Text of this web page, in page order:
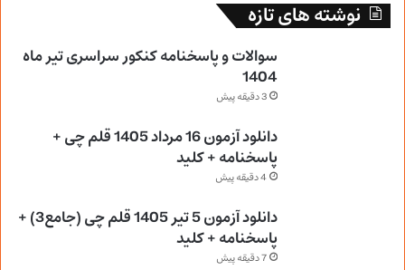
نوشته های تازه
سوالات و پاسخنامه کنکور سراسری تیر ماه
1404
3 دقیقه پیش
دانلود آزمون 16 مرداد 1405 قلم چی +
پاسخنامه + کلید
4 دقیقه پیش
دانلود آزمون 5 تیر 1405 قلم چی (جامع3) +
پاسخنامه + کلید
7 دقیقه پیش